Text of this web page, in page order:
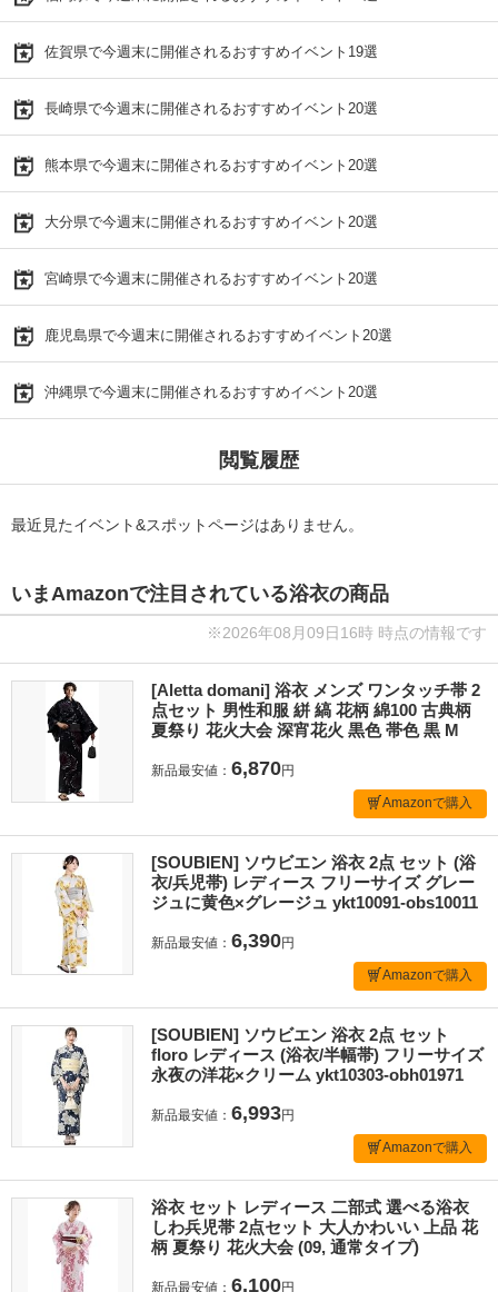
佐賀県で今週末に開催されるおすすめイベント19選
長崎県で今週末に開催されるおすすめイベント20選
熊本県で今週末に開催されるおすすめイベント20選
大分県で今週末に開催されるおすすめイベント20選
宮崎県で今週末に開催されるおすすめイベント20選
鹿児島県で今週末に開催されるおすすめイベント20選
沖縄県で今週末に開催されるおすすめイベント20選
閲覧履歴
最近見たイベント&スポットページはありません。
いまAmazonで注目されている浴衣の商品
※2026年08月09日16時 時点の情報です
[Aletta domani] 浴衣 メンズ ワンタッチ帯 2
点セット 男性和服 絣 縞 花柄 綿100 古典柄
夏祭り 花火大会 深宵花火 黒色 帯色 黒 M
新品最安値： 6,870円
Amazonで購入
[SOUBIEN] ソウビエン 浴衣 2点 セット (浴
衣/兵児帯) レディース フリーサイズ グレー
ジュに黄色×グレージュ ykt10091-obs10011
新品最安値： 6,390円
Amazonで購入
[SOUBIEN] ソウビエン 浴衣 2点 セット
floro レディース (浴衣/半幅帯) フリーサイズ
永夜の洋花×クリーム ykt10303-obh01971
新品最安値： 6,993円
Amazonで購入
浴衣 セット レディース 二部式 選べる浴衣
しわ兵児帯 2点セット 大人かわいい 上品 花
柄 夏祭り 花火大会 (09, 通常タイプ)
新品最安値： 6,100円